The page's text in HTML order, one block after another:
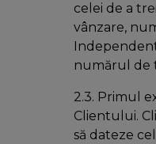
celei de a
vânzare,
numărul de
2.3. Primul
Clientului.
să dateze